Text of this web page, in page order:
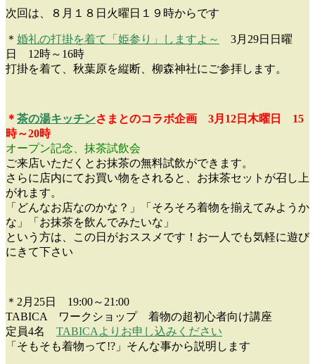
次回は、８月１８日火曜日１９時からです
＊ 婚礼の打掛を着て「姫参り」しますよ～
3月29日日曜
日 12時～16時
打掛を着て、秋葉原を縦断、柳森神社にご参拝します。
＊ 茶の湯キッチンさまとのコラボ企画 3月12日木曜日 15
時～20時
オープン記念、抹茶試飲会
ご来店いただくとお抹茶の無料試飲ができます。
さらに店内にてお買い物をされると、お抹茶セットが召し上
がれます。
「どんなお店なのかな？」「そろそろ着物を揃えてみようか
な」「お抹茶を飲んでみたいな」
という方は、この日がおススメです！お一人でも気軽に遊び
にきて下さい
＊2月25日 19:00～21:00
TABICA ワークショップ 着物の超初心者向け講座
定員4名 TABICAよりお申し込みください
「そもそも着物って!?」そんな事から説明します